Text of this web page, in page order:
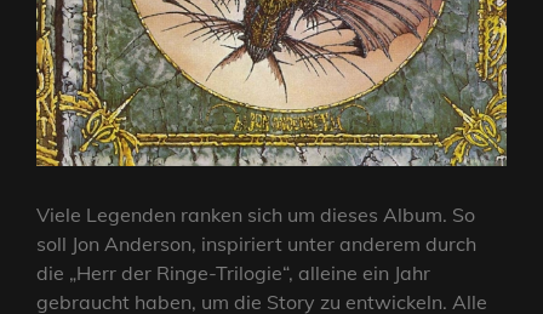
Viele Legenden ranken sich um dieses Album. So
soll Jon Anderson, inspiriert unter anderem durch
die „Herr der Ringe-Trilogie“, alleine ein Jahr
gebraucht haben, um die Story zu entwickeln. Alle